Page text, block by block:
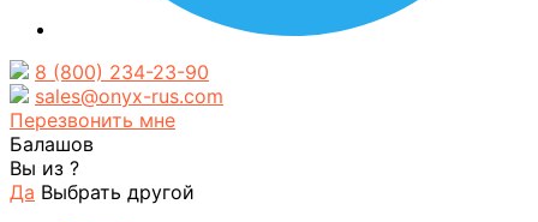
8 (800) 234-23-90
sales@onyx-rus.com
Перезвонить мне
Балашов
Вы из ?
Да Выбрать другой